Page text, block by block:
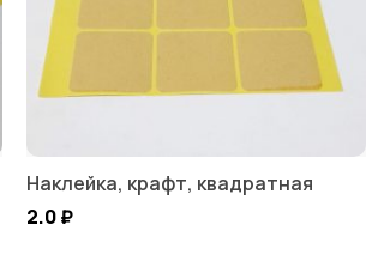
Наклейка, крафт, квадратная
2.0₽